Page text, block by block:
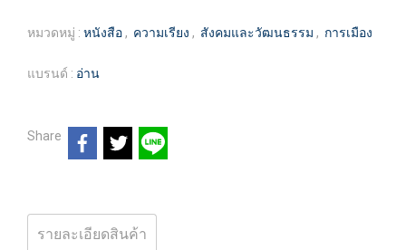
หมวดหมู่ : หนังสือ , ความเรียง , สังคมและวัฒนธรรม , การเมือง
แบรนด์ : อ่าน
Share
รายละเอียดสินค้า